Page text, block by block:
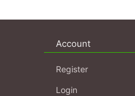
Account
Register
Login